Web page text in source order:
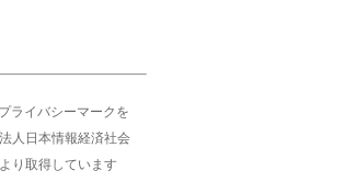
ライバシーマークを
人日本情報経済社会
り取得しています